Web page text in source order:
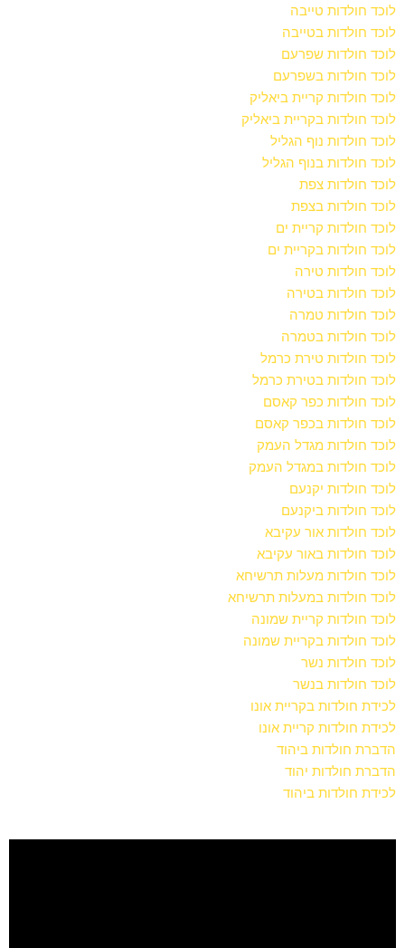
לוכד חולדות טייבה
לוכד חולדות בטייבה
לוכד חולדות שפרעם
לוכד חולדות בשפרעם
לוכד חולדות קריית ביאליק
לוכד חולדות בקריית ביאליק
לוכד חולדות נוף הגליל
לוכד חולדות בנוף הגליל
לוכד חולדות צפת
לוכד חולדות בצפת
לוכד חולדות קריית ים
לוכד חולדות בקריית ים
לוכד חולדות טירה
לוכד חולדות בטירה
לוכד חולדות טמרה
לוכד חולדות בטמרה
לוכד חולדות טירת כרמל
לוכד חולדות בטירת כרמל
לוכד חולדות כפר קאסם
לוכד חולדות בכפר קאסם
לוכד חולדות מגדל העמק
לוכד חולדות במגדל העמק
לוכד חולדות יקנעם
לוכד חולדות ביקנעם
לוכד חולדות אור עקיבא
לוכד חולדות באור עקיבא
לוכד חולדות מעלות תרשיחא
לוכד חולדות במעלות תרשיחא
לוכד חולדות קריית שמונה
לוכד חולדות בקריית שמונה
לוכד חולדות נשר
לוכד חולדות בנשר
לכידת חולדות בקריית אונו
לכידת חולדות קריית אונו
הדברת חולדות ביהוד
הדברת חולדות יהוד
לכידת חולדות ביהוד